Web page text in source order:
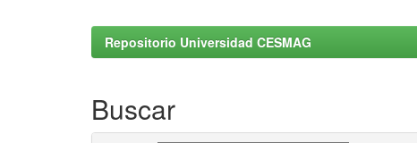
Repositorio Universidad CESMAG
Buscar